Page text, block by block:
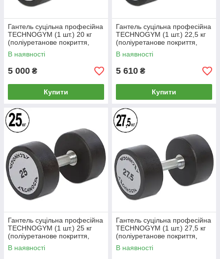
Гантель суцільна професійна
TECHNOGYM (1 шт.) 20 кг
(поліуретанове покриття,
вага 20 кг)
В наявності
5 000 ₴
Купити
Гантель суцільна професійна
TECHNOGYM (1 шт.) 22,5 кг
(поліуретанове покриття,
вага 22,5 кг)
В наявності
5 610 ₴
Купити
Гантель суцільна професійна
TECHNOGYM (1 шт.) 25 кг
(поліуретанове покриття,
вага 25 кг)
В наявності
Гантель суцільна професійна
TECHNOGYM (1 шт.) 27,5 кг
(поліуретанове покриття,
вага 27,5 кг)
В наявності